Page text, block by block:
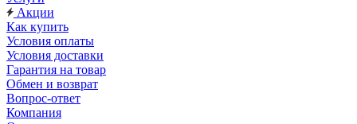
Акции
Как купить
Условия оплаты
Условия доставки
Гарантия на товар
Обмен и возврат
Вопрос-ответ
Компания